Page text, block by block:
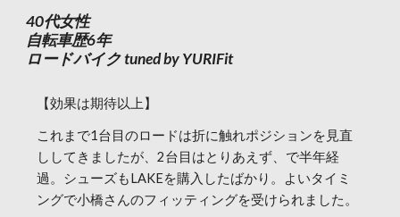
40代女性
自転車歴6年
ロードバイク tuned by YURIFit
【効果は期待以上】
これまで1台目のロードは折に触れポジションを見直
ししてきましたが、2台目はとりあえず、で半年経
過。シューズもLAKEを購入したばかり。よいタイミ
ングで小橋さんのフィッティングを受けられました。